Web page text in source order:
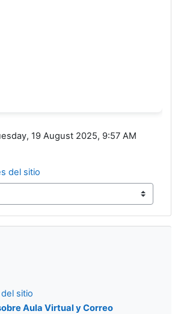
19 August 2025, 9:57 AM
del sitio
sitio
Aula Virtual y Correo